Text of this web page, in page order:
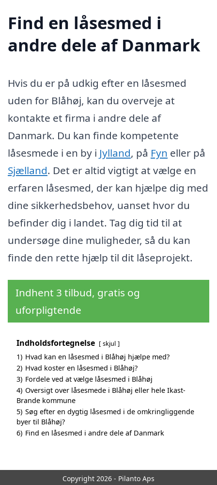
Find en låsesmed i
andre dele af Danmark
Hvis du er på udkig efter en låsesmed
uden for Blåhøj, kan du overveje at
kontakte et firma i andre dele af
Danmark. Du kan finde kompetente
låsesmede i en by i Jylland, på Fyn eller på
Sjælland. Det er altid vigtigt at vælge en
erfaren låsesmed, der kan hjælpe dig med
dine sikkerhedsbehov, uanset hvor du
befinder dig i landet. Tag dig tid til at
undersøge dine muligheder, så du kan
finde den rette hjælp til dit låseprojekt.
Indhent 3 tilbud, gratis og
uforpligtende
Indholdsfortegnelse skjul
1) Hvad kan en låsesmed i Blåhøj hjælpe med?
2) Hvad koster en låsesmed i Blåhøj?
3) Fordele ved at vælge låsesmed i Blåhøj
4) Oversigt over låsesmede i Blåhøj eller hele Ikast-
Brande kommune
5) Søg efter en dygtig låsesmed i de omkringliggende
byer til Blåhøj?
6) Find en låsesmed i andre dele af Danmark
Copyright 2026 - Pilanto Aps